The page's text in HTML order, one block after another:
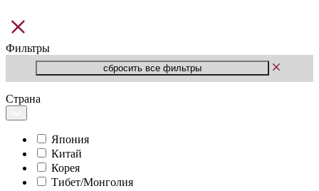
Фильтры
Страна
Япония
Китай
Корея
Тибет/Монголия